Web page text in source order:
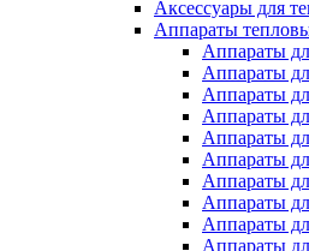
Аксессуары для
Аппараты
Аппараты
Аппараты
Аппараты
Аппараты
Аппараты
Аппараты
Аппараты
Аппараты
Аппараты
Аппараты